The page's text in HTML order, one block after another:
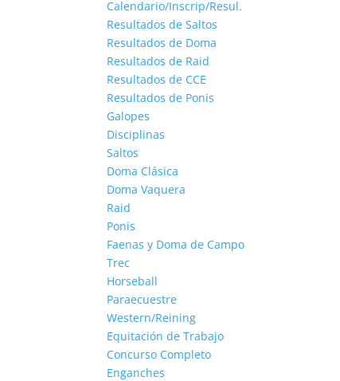
Calendario/Inscrip/Resul.
Resultados de Saltos
Resultados de Doma
Resultados de Raid
Resultados de CCE
Resultados de Ponis
Galopes
Disciplinas
Saltos
Doma Clásica
Doma Vaquera
Raid
Ponis
Faenas y Doma de Campo
Trec
Horseball
Paraecuestre
Western/Reining
Equitación de Trabajo
Concurso Completo
Enganches